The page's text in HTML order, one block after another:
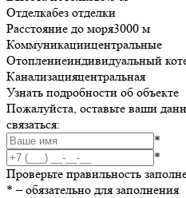
Отделкабез отделки
Расстояние до моря3000 м
Коммуникациицентральные
Отоплениеиндивидуальный
Канализацияцентральная
Узнать подробности об объекте
Пожалуйста, оставьте ваши
связаться:
*
*
Проверьте правильность
* – обязательно для заполнения